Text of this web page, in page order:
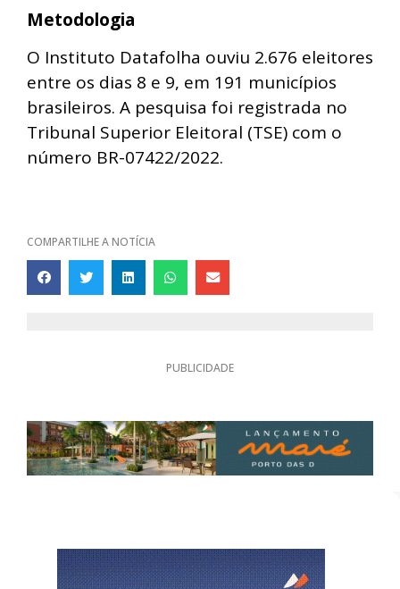
Metodologia
O Instituto Datafolha ouviu 2.676 eleitores
entre os dias 8 e 9, em 191 municípios
brasileiros. A pesquisa foi registrada no
Tribunal Superior Eleitoral (TSE) com o
número BR-07422/2022.
COMPARTILHE A NOTÍCIA
PUBLICIDADE